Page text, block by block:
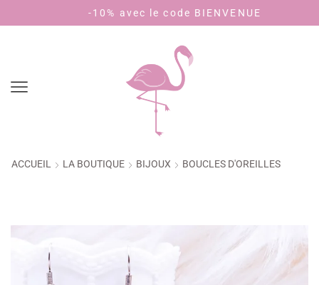
-10% avec le code BIENVENUE
ACCUEIL LA BOUTIQUE BIJOUX BOUCLES D'OREILLES